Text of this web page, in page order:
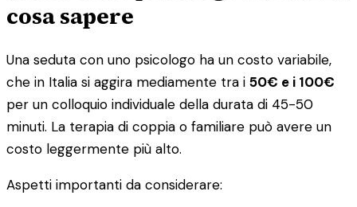
cosa sapere
Una seduta con uno psicologo ha un costo variabile,
che in Italia si aggira mediamente tra i 50€ e i 100€
per un colloquio individuale della durata di 45-50
minuti. La terapia di coppia o familiare può avere un
costo leggermente più alto.
Aspetti importanti da considerare: